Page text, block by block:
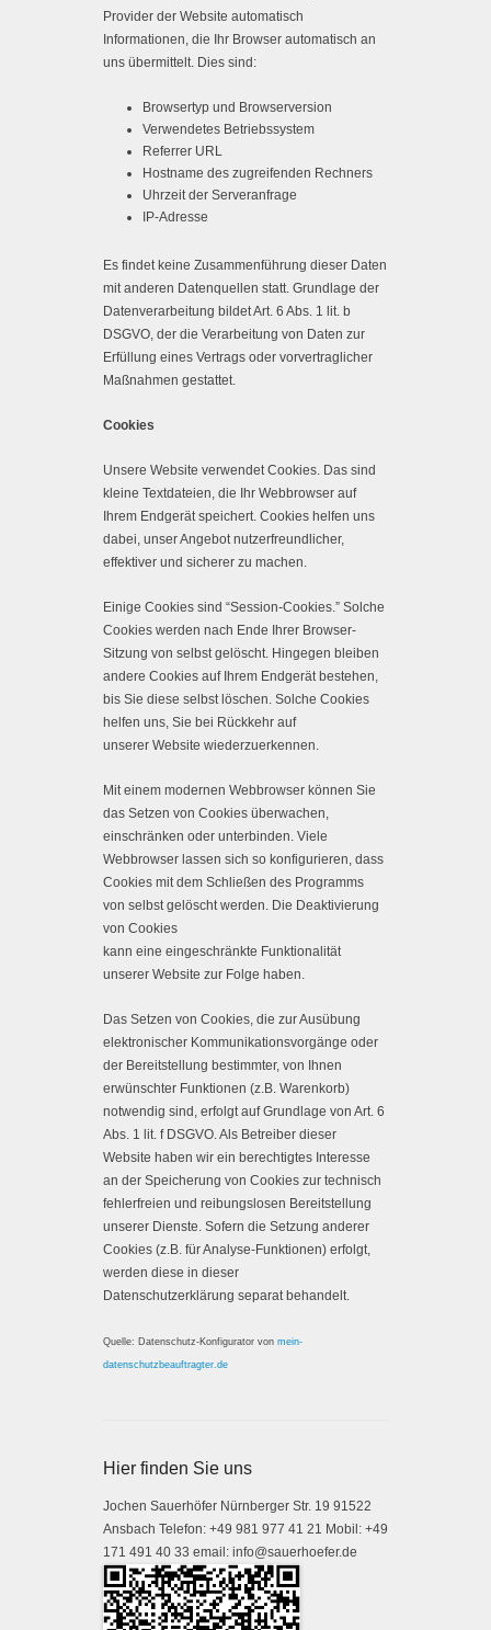
Provider der Website automatisch
Informationen, die Ihr Browser automatisch an
uns übermittelt. Dies sind:
Browsertyp und Browserversion
Verwendetes Betriebssystem
Referrer URL
Hostname des zugreifenden Rechners
Uhrzeit der Serveranfrage
IP-Adresse
Es findet keine Zusammenführung dieser Daten
mit anderen Datenquellen statt. Grundlage der
Datenverarbeitung bildet Art. 6 Abs. 1 lit. b
DSGVO, der die Verarbeitung von Daten zur
Erfüllung eines Vertrags oder vorvertraglicher
Maßnahmen gestattet.
Cookies
Unsere Website verwendet Cookies. Das sind
kleine Textdateien, die Ihr Webbrowser auf
Ihrem Endgerät speichert. Cookies helfen uns
dabei, unser Angebot nutzerfreundlicher,
effektiver und sicherer zu machen.
Einige Cookies sind “Session-Cookies.” Solche
Cookies werden nach Ende Ihrer Browser-
Sitzung von selbst gelöscht. Hingegen bleiben
andere Cookies auf Ihrem Endgerät bestehen,
bis Sie diese selbst löschen. Solche Cookies
helfen uns, Sie bei Rückkehr auf
unserer Website wiederzuerkennen.
Mit einem modernen Webbrowser können Sie
das Setzen von Cookies überwachen,
einschränken oder unterbinden. Viele
Webbrowser lassen sich so konfigurieren, dass
Cookies mit dem Schließen des Programms
von selbst gelöscht werden. Die Deaktivierung
von Cookies
kann eine eingeschränkte Funktionalität
unserer Website zur Folge haben.
Das Setzen von Cookies, die zur Ausübung
elektronischer Kommunikationsvorgänge oder
der Bereitstellung bestimmter, von Ihnen
erwünschter Funktionen (z.B. Warenkorb)
notwendig sind, erfolgt auf Grundlage von Art. 6
Abs. 1 lit. f DSGVO. Als Betreiber dieser
Website haben wir ein berechtigtes Interesse
an der Speicherung von Cookies zur technisch
fehlerfreien und reibungslosen Bereitstellung
unserer Dienste. Sofern die Setzung anderer
Cookies (z.B. für Analyse-Funktionen) erfolgt,
werden diese in dieser
Datenschutzerklärung separat behandelt.
Quelle: Datenschutz-Konfigurator von mein-
datenschutzbeauftragter.de
Hier finden Sie uns
Jochen Sauerhöfer Nürnberger Str. 19 91522
Ansbach Telefon: +49 981 977 41 21 Mobil: +49
171 491 40 33 email: info@sauerhoefer.de